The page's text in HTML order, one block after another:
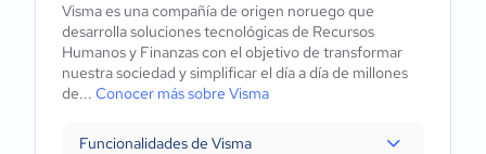
Visma es una compañía de origen noruego que
desarrolla soluciones tecnológicas de Recursos
Humanos y Finanzas con el objetivo de transformar
nuestra sociedad y simplificar el día a día de millones
de... Conocer más sobre Visma
Funcionalidades de Visma